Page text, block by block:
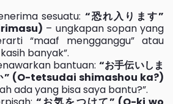
sesuatu: “恐れ入ります”
– ungkapan sopan yang
“maaf mengganggu” atau
banyak”.
bantuan: “お手伝いしま
” (O-tetsudai shimashou ka?)
ada yang bisa saya bantu?”.